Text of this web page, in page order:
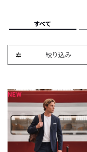
すべて
絞り込み
NEW